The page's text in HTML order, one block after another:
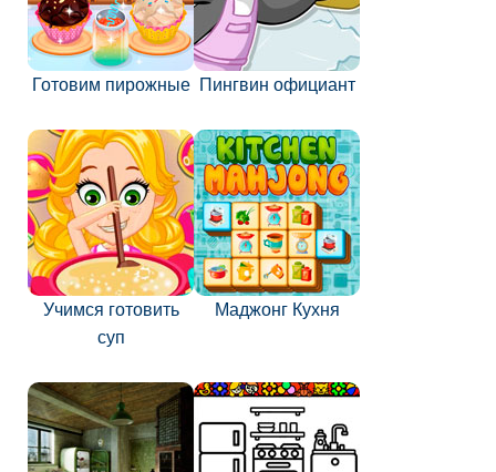
Готовим пирожные Пингвин официант
Учимся готовить
суп
Маджонг Кухня